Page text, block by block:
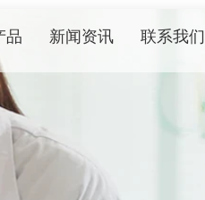
品 新闻资讯 联系我们